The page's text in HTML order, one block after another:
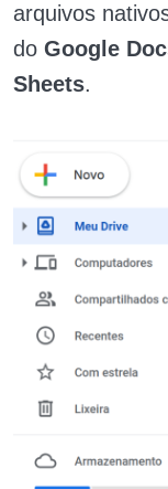
arquivos
do Google
Sheets.